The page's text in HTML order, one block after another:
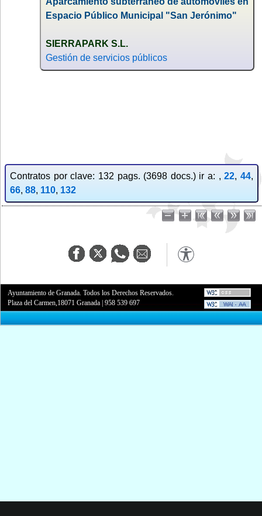
Espacio Público Municipal "San Jerónimo"
SIERRAPARK S.L.
Gestión de servicios públicos
Contratos por clave: 132 pags. (3698 docs.) ir a: ,22,44,
66, 88, 110, 132
Ayuntamiento de Granada. Todos los Derechos Reservados.
Plaza del Carmen,18071 Granada |958 539 697